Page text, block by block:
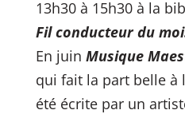
13h30 à 15h30 à la
Fil conducteur du
En juin Musique
qui fait la part belle à
été écrite par un